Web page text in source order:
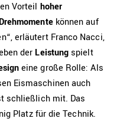
Vorteil hoher
können auf
erläutert Franco Nacci,
der Leistungspielt
eine große Rolle: Als
Eismaschinen auch
schließlich mit. Das
Platz für die Technik.